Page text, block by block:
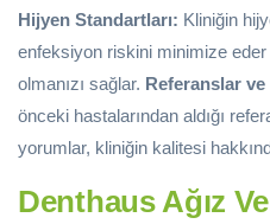
Hijyen Standartları: Kliniğin
enfeksiyon riskini minimize eder
olmanızı sağlar. Referanslar
önceki hastalarından aldığı
yorumlar, kliniğin kalitesi
Denthaus Ağız